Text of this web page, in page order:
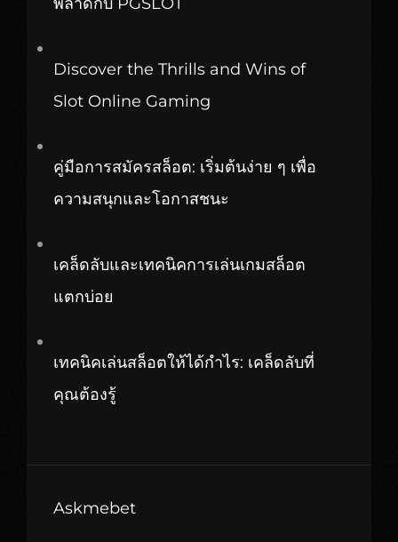
Discover the Thrills and Wins of
Slot Online Gaming
คู่มือการสมัครสล็อต: เริ่มต้นง่าย ๆ เพื่อ
ความสนุกและโอกาสชนะ
เคล็ดลับและเทคนิคการเล่นเกมสล็อต
แตกบ่อย
เทคนิคเล่นสล็อตให้ได้กำไร: เคล็ดลับที่
คุณต้องรู้
Askmebet